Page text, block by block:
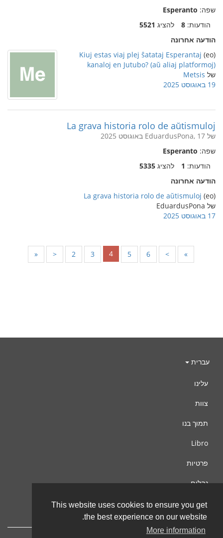
This website uses cookies to ensure you get
the best experience on our website.
More information
שפה: Esperanto
הודעות: 8 להציג 5521
הודעה אחרונה
(eo)
Kiuj estas viaj plej ŝatataj Esperantaj
kanaloj en Jutubo? (aŭ aliaj platformoj)
של Metsis
19 באוגוסט 2025
La grava historia rolo de aŭtismuloj
של EduardusPona, 17 באוגוסט 2025
שפה: Esperanto
הודעות: 1 להציג 5335
הודעה אחרונה
(eo)
La grava historia rolo de aŭtismuloj
של EduardusPona
17 באוגוסט 2025
« < 2 3 4 5 6 > »
עברית
עלינו
צוות
תמוך בנו
Libro
פרטיות
נהלים
צור קשר